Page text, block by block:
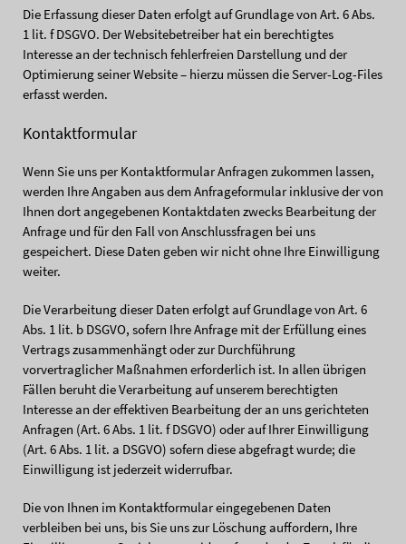
Die Erfassung dieser Daten erfolgt auf Grundlage von Art. 6 Abs.
1 lit. f DSGVO. Der Websitebetreiber hat ein berechtigtes
Interesse an der technisch fehlerfreien Darstellung und der
Optimierung seiner Website – hierzu müssen die Server-Log-Files
erfasst werden.
Kontaktformular
Wenn Sie uns per Kontaktformular Anfragen zukommen lassen,
werden Ihre Angaben aus dem Anfrageformular inklusive der von
Ihnen dort angegebenen Kontaktdaten zwecks Bearbeitung der
Anfrage und für den Fall von Anschlussfragen bei uns
gespeichert. Diese Daten geben wir nicht ohne Ihre Einwilligung
weiter.
Die Verarbeitung dieser Daten erfolgt auf Grundlage von Art. 6
Abs. 1 lit. b DSGVO, sofern Ihre Anfrage mit der Erfüllung eines
Vertrags zusammenhängt oder zur Durchführung
vorvertraglicher Maßnahmen erforderlich ist. In allen übrigen
Fällen beruht die Verarbeitung auf unserem berechtigten
Interesse an der effektiven Bearbeitung der an uns gerichteten
Anfragen (Art. 6 Abs. 1 lit. f DSGVO) oder auf Ihrer Einwilligung
(Art. 6 Abs. 1 lit. a DSGVO) sofern diese abgefragt wurde; die
Einwilligung ist jederzeit widerrufbar.
Die von Ihnen im Kontaktformular eingegebenen Daten
verbleiben bei uns, bis Sie uns zur Löschung auffordern, Ihre